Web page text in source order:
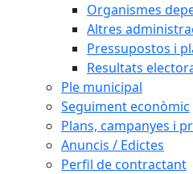
Organismes
Altres
Pressupostos i
Resultats
Ple municipal
Seguiment econòmic
Plans, campanyes i
Anuncis / Edictes
Perfil de contractant